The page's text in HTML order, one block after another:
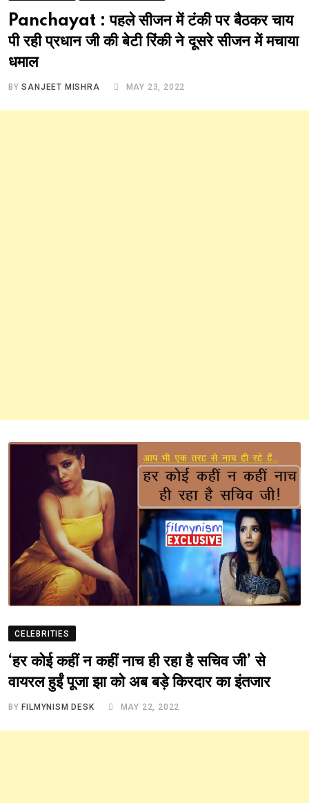
Panchayat : पहले सीजन में टंकी पर बैठकर चाय
पी रही प्रधान जी की बेटी रिंकी ने दूसरे सीजन में मचाया
धमाल
BYSANJEET MISHRA MAY 23, 2022
CELEBRITIES
‘हर कोई कहीं न कहीं नाच ही रहा है सचिव जी’ से
वायरल हुईं पूजा झा को अब बड़े किरदार का इंतजार
BY FILMYNISM DESK MAY 22, 2022